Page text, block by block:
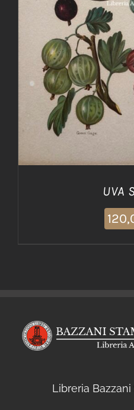
AGGIUNGI AL
UVA
Libreria